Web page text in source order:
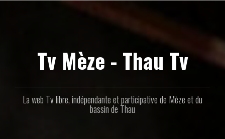
Tv Mèze - Thau Tv
La web Tv libre, indépendante et participative de Mèze et du
bassin de Thau